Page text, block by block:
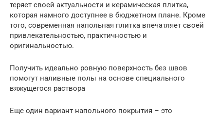
теряет своей актуальности и керамическая плитка,
которая намного доступнее в бюджетном плане. Кроме
того, современная напольная плитка впечатляет своей
привлекательностью, практичностью и
оригинальностью.
Получить идеально ровную поверхность без швов
помогут наливные полы на основе специального
вяжущегося раствора
Еще один вариант напольного покрытия – это